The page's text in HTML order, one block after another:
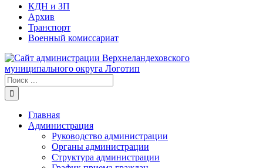
КДН и ЗП
Архив
Транспорт
Военный комиссариат
Результат
поиска:
Главная
Администрация
Руководство администрации
Органы администрации
Структура администрации